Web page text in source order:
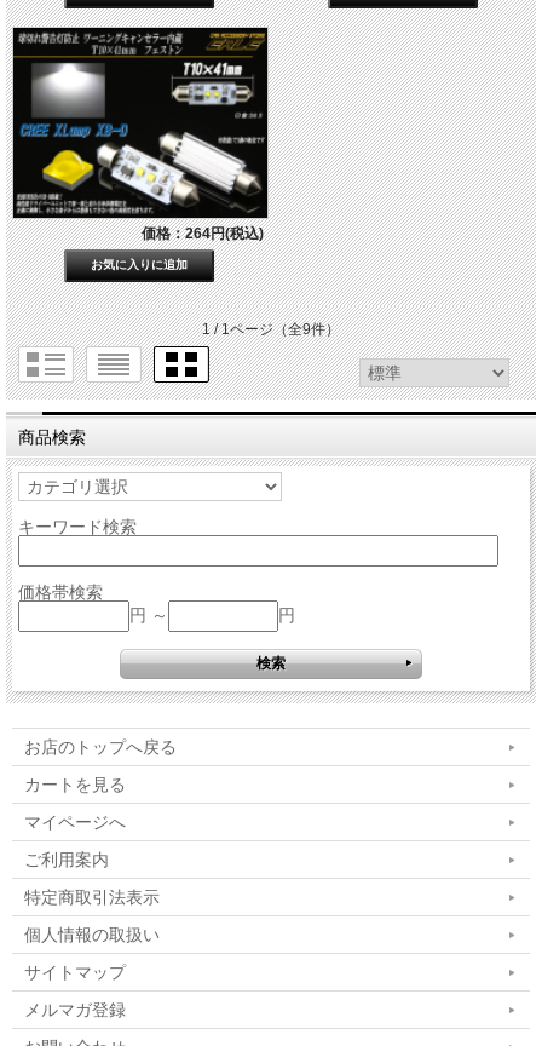
価格：264円(税込)
1 / 1ページ（全9件）
商品検索
キーワード検索
価格帯検索
円 ～
円
お店のトップへ戻る
カートを見る
マイページへ
ご利用案内
特定商取引法表示
個人情報の取扱い
サイトマップ
メルマガ登録